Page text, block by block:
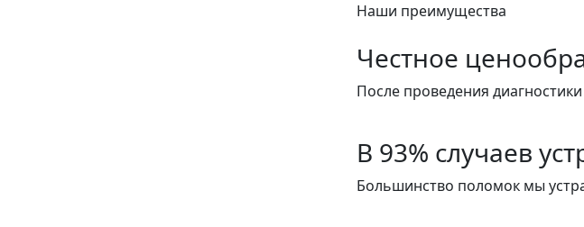
Наши преимущества
Честное
После проведения
В 93% случаев
Большинство поломок мы